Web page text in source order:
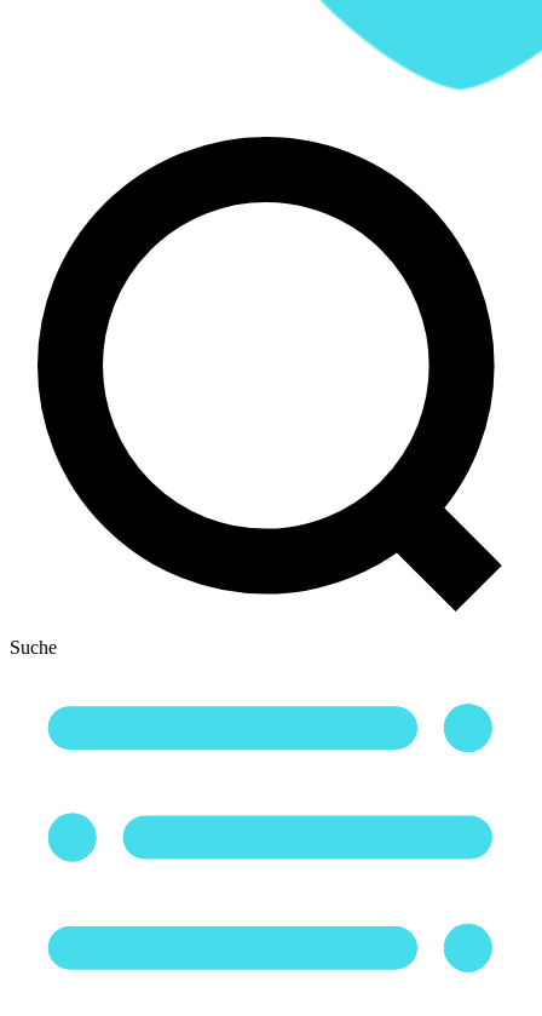
Suche